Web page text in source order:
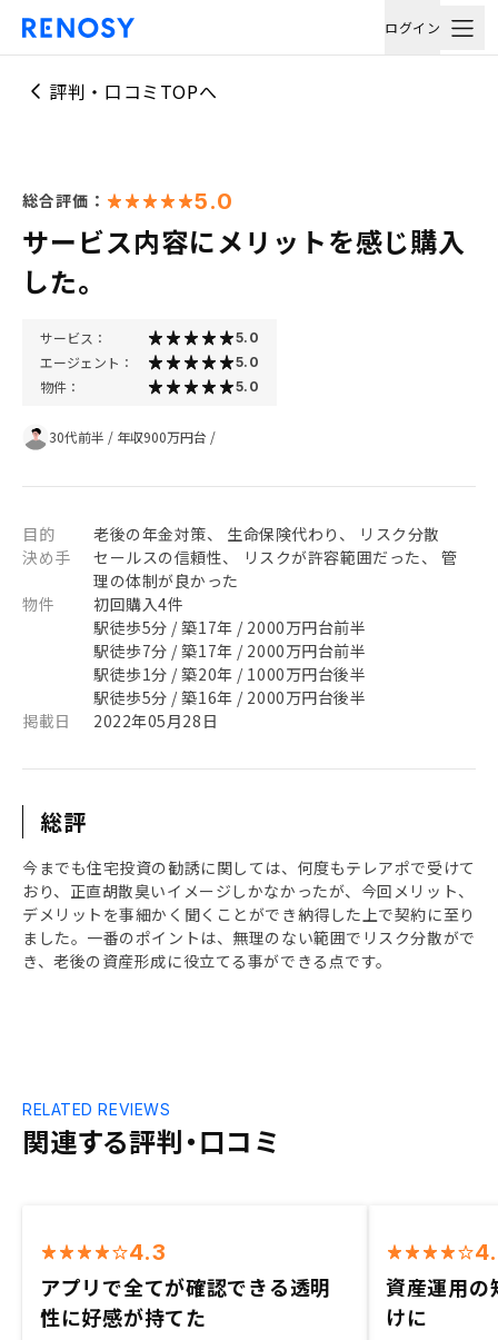
ログイン
評判・口コミTOPへ
総合評価： 5.0
サービス内容にメリットを感じ購入
した。
サービス： 5.0
エージェント： 5.0
物件： 5.0
30代前半 / 年収900万円台 /
目的
老後の年金対策、 生命保険代わり、 リスク分散
決め手
セールスの信頼性、 リスクが許容範囲だった、 管
理の体制が良かった
物件
初回購入4件
駅徒歩5分 / 築17年 / 2000万円台前半
駅徒歩7分 / 築17年 / 2000万円台前半
駅徒歩1分 / 築20年 / 1000万円台後半
駅徒歩5分 / 築16年 / 2000万円台後半
掲載日
2022年05月28日
総評
今までも住宅投資の勧誘に関しては、何度もテレアポで受けて
おり、正直胡散臭いイメージしかなかったが、今回メリット、
デメリットを事細かく聞くことができ納得した上で契約に至り
ました。一番のポイントは、無理のない範囲でリスク分散がで
き、老後の資産形成に役立てる事ができる点です。
関連する評判・口コミ
RELATED REVIEWS
4.3
アプリで全てが確認できる透明
性に好感が持てた
資産運用の
けに